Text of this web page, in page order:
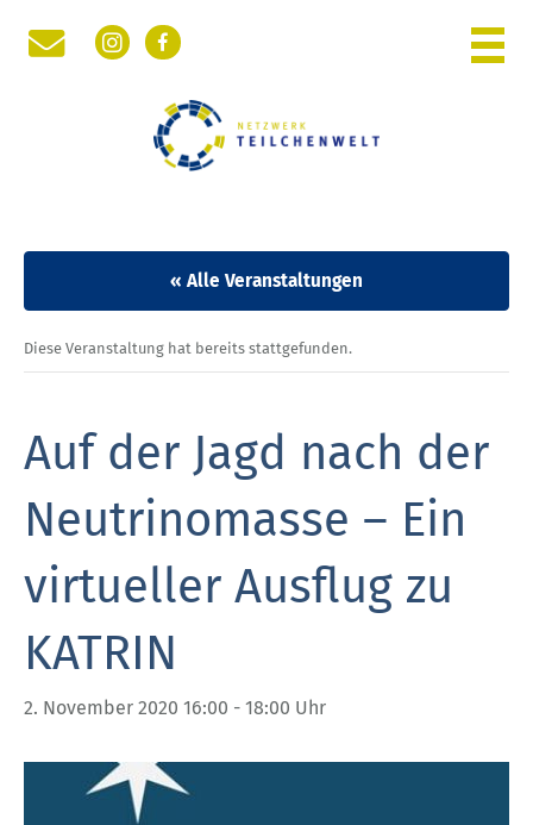
WOCHE DER TEILCHENWELT
PHYSIK DER KLEINSTEN TEILCHEN
Instagram
Facebook
« Alle Veranstaltungen
Diese Veranstaltung hat bereits stattgefunden.
Auf der Jagd nach der
Neutrinomasse – Ein
virtueller Ausflug zu
KATRIN
2. November 2020 16:00 - 18:00